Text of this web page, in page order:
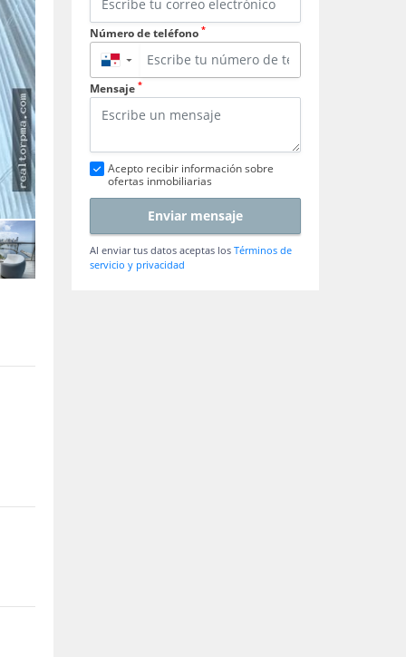
Número de teléfono *
▼
Mensaje *
Acepto recibir información sobre
ofertas inmobiliarias
Enviar mensaje
Al enviar tus datos aceptas los Términos de
servicio y privacidad